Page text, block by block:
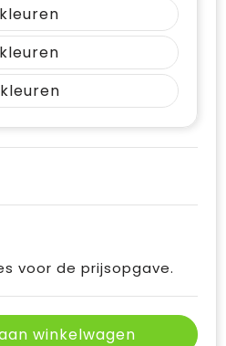
voor de prijsopgave.
winkelwagen